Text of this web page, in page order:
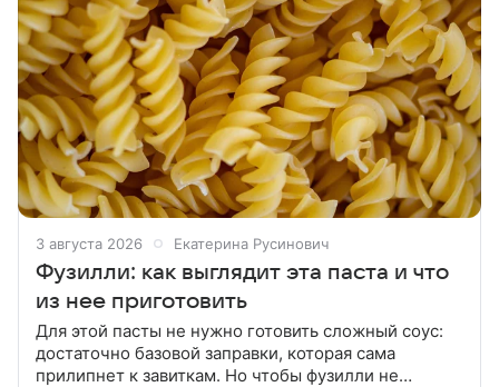
3 августа 2026 Екатерина Русинович
Фузилли: как выглядит эта паста и что
из нее приготовить
Для этой пасты не нужно готовить сложный соус:
достаточно базовой заправки, которая сама
прилипнет к завиткам. Но чтобы фузилли не